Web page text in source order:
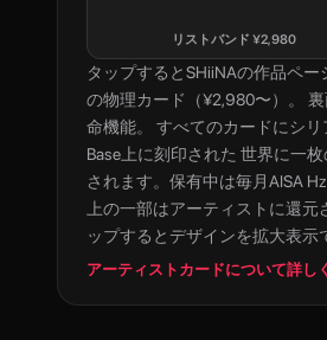
リストバンド ¥2,980
タップするとSHiiNAの作品ペー
の物理カード（¥2,980〜）。 裏
命機能。 すべてのカードにシリ
Base上に刻印された 世界に一
されます。保有中は毎月AISA
上の一部はアーティストに還元
ップするとデザインを拡大表示
アーティストカードについて詳し